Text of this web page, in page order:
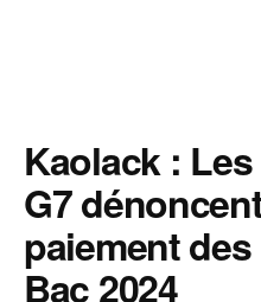
Kaolack :
G7
paiement
Bac 2024